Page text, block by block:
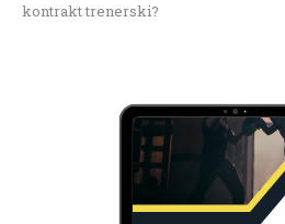
kontrakt trenerski?